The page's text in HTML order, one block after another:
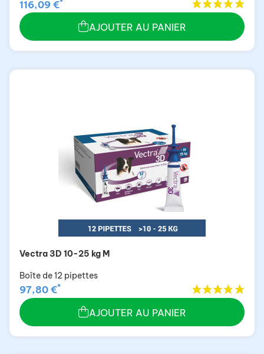
116,09 €*
AJOUTER AU PANIER
Vectra 3D 10-25 kg M
Boîte de 12 pipettes
97,80 €*
AJOUTER AU PANIER